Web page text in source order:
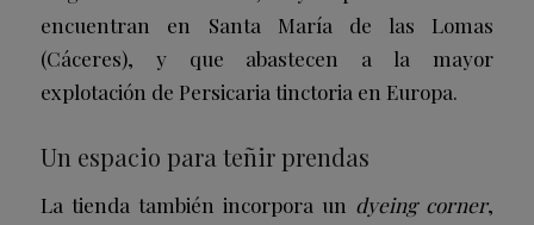
encuentran en Santa María de las Lomas
(Cáceres), y que abastecen a la mayor
explotación de Persicaria tinctoria en Europa.
Un espacio para teñir prendas
La tienda también incorpora un dyeing corner,